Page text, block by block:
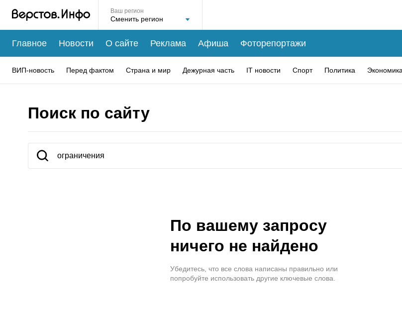
Ваш регион
Главное Новости О сайте Реклама Афиша Фоторепортажи
ВИП-новость Перед фактом Страна и мир Дежурная часть IT новости Спорт Политика Экономика
Поиск по сайту
По вашему запросу
ничего не найдено
Убедитесь, что все слова написаны правильно или
попробуйте использовать другие ключевые слова.